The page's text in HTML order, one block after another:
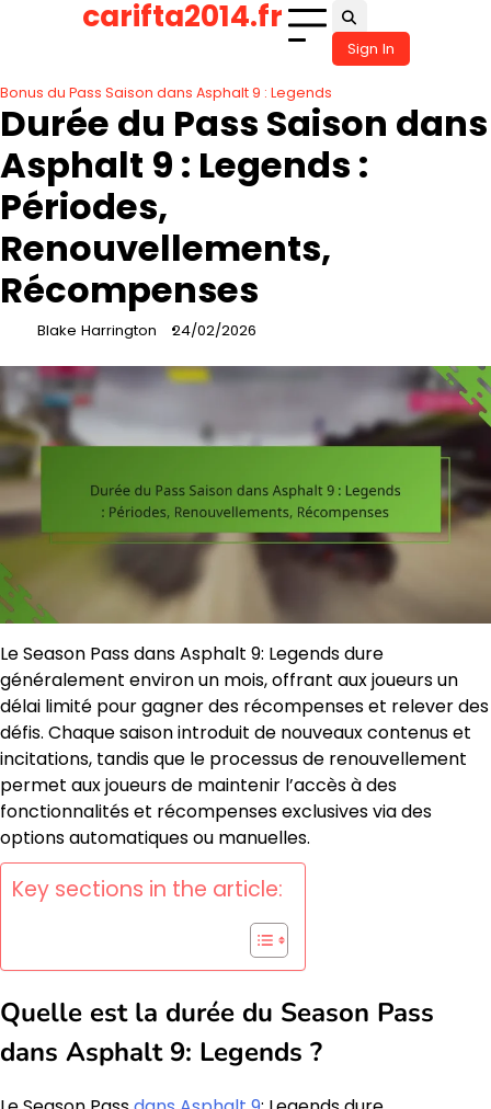
carifta2014.fr
Sign In
Bonus du Pass Saison dans Asphalt 9 : Legends
Durée du Pass Saison dans
Asphalt 9 : Legends :
Périodes,
Renouvellements,
Récompenses
Blake Harrington 24/02/2026
Le Season Pass dans Asphalt 9: Legends dure
généralement environ un mois, offrant aux joueurs un
délai limité pour gagner des récompenses et relever des
défis. Chaque saison introduit de nouveaux contenus et
incitations, tandis que le processus de renouvellement
permet aux joueurs de maintenir l’accès à des
fonctionnalités et récompenses exclusives via des
options automatiques ou manuelles.
Key sections in the article:
Quelle est la durée du Season Pass
dans Asphalt 9: Legends ?